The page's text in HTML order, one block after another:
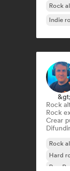
Rock
Indie
Rock
Rock
Crear
Rock
Hard
Pop